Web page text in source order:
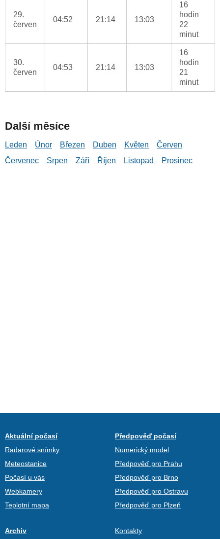
29.
červen
04:52 21:14 13:03
16
hodin
22
minut
30.
červen
04:53 21:14 13:03
16
hodin
21
minut
Další měsíce
Leden Únor Březen Duben Květen
Červen
Červenec
Srpen Září Říjen Listopad Prosinec
Aktuální počasí
Radarové snímky
Meteostanice
Počasí u vás
Webkamery
Teplotní mapa
Předpověď počasí
Numerický model
Předpověď pro Prahu
Předpověď pro Brno
Předpověď pro Ostravu
Předpověď pro Plzeň
Archiv Kontakty